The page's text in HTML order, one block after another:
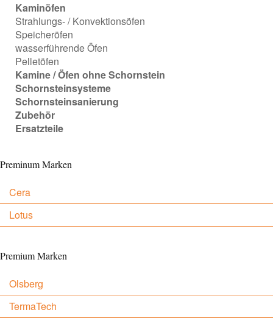
Kaminöfen
Strahlungs- / Konvektionsöfen
Speicheröfen
wasserführende Öfen
Pelletöfen
Kamine / Öfen ohne Schornstein
Schornsteinsysteme
Schornsteinsanierung
Zubehör
Ersatzteile
Preminum Marken
Cera
Lotus
Premium Marken
Olsberg
TermaTech